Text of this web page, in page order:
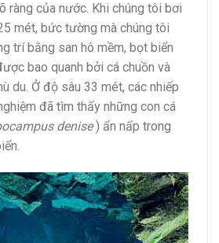
ràng của nước. Khi chúng tôi bơi
mét, bức tường mà chúng tôi
trí bằng san hô mềm, bọt biển
bao quanh bởi cá chuồn và
du. Ở độ sâu 33 mét, các nhiếp
đã tìm thấy những con cá
denise) ẩn nấp trong